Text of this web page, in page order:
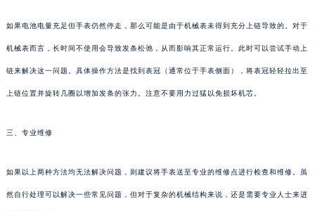
如果电池电量充足但手表仍然停走，那么可能是由于机械表未得到充分上链导致的。对于
机械表而言，长时间不使用会导致发条松弛，从而影响其正常运行。此时可以尝试手动上
链来解决这一问题。具体操作方法是找到表冠（通常位于手表侧面），将表冠轻轻拉出至
上链位置并旋转几圈以增加发条的张力。注意不要用力过猛以免损坏机芯。
三、专业维修
如果以上两种方法均无法解决问题，则建议将手表送至专业的维修点进行检查和维修。虽
然自行处理可以解决一些常见问题，但对于复杂的机械结构来说，还是需要专业人士来进